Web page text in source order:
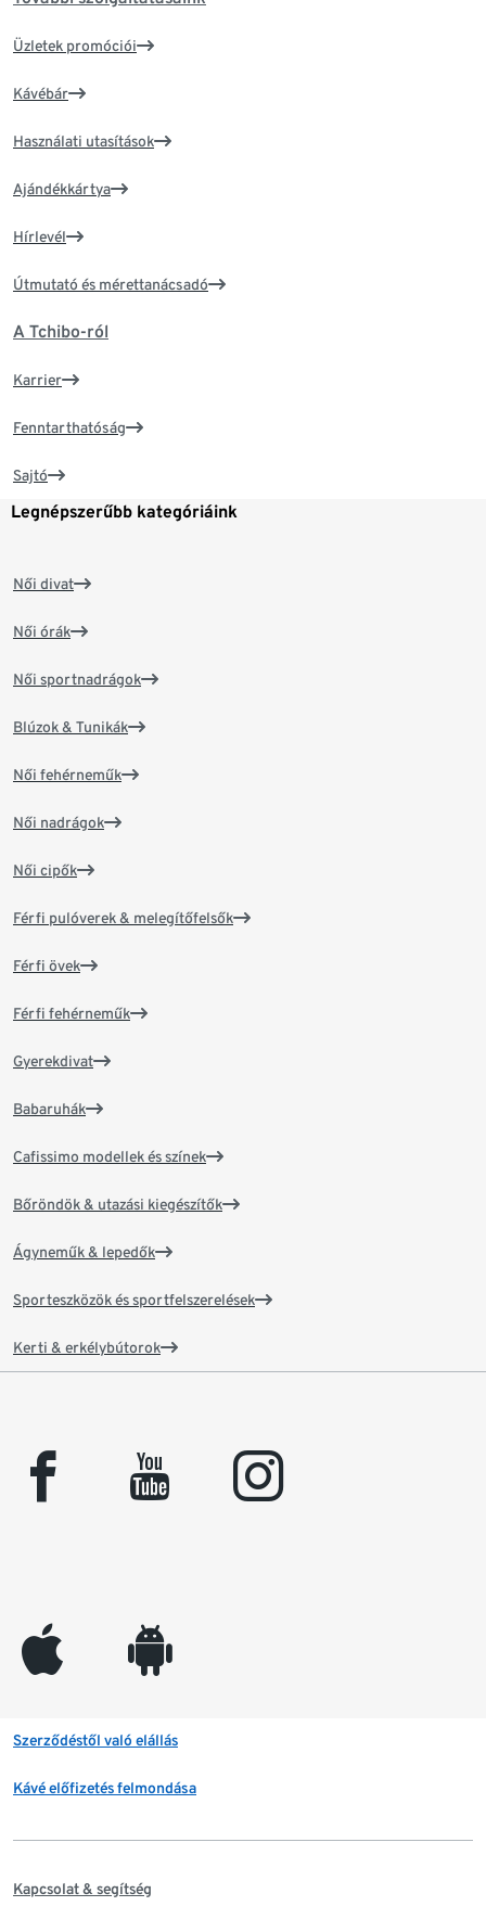
Üzletek promóciói
Kávébár
Használati utasítások
Ajándékkártya
Hírlevél
Útmutató és mérettanácsadó
A Tchibo-ról
Karrier
Fenntarthatóság
Sajtó
Legnépszerűbb kategóriáink
Női divat
Női órák
Női sportnadrágok
Blúzok & Tunikák
Női fehérneműk
Női nadrágok
Női cipők
Férfi pulóverek & melegítőfelsők
Férfi övek
Férfi fehérneműk
Gyerekdivat
Babaruhák
Cafissimo modellek és színek
Bőröndök & utazási kiegészítők
Ágyneműk & lepedők
Sporteszközök és sportfelszerelések
Kerti & erkélybútorok
facebook youtube instagram
appleinc android
Szerződéstől való elállás
Kávé előfizetés felmondása
Kapcsolat & segítség